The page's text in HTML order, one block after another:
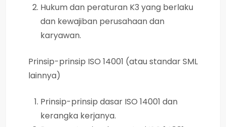
Hukum dan peraturan K3 yang berlaku
dan kewajiban perusahaan dan
karyawan.
Prinsip-prinsip ISO 14001 (atau standar SML
lainnya)
Prinsip-prinsip dasar ISO 14001 dan
kerangka kerjanya.